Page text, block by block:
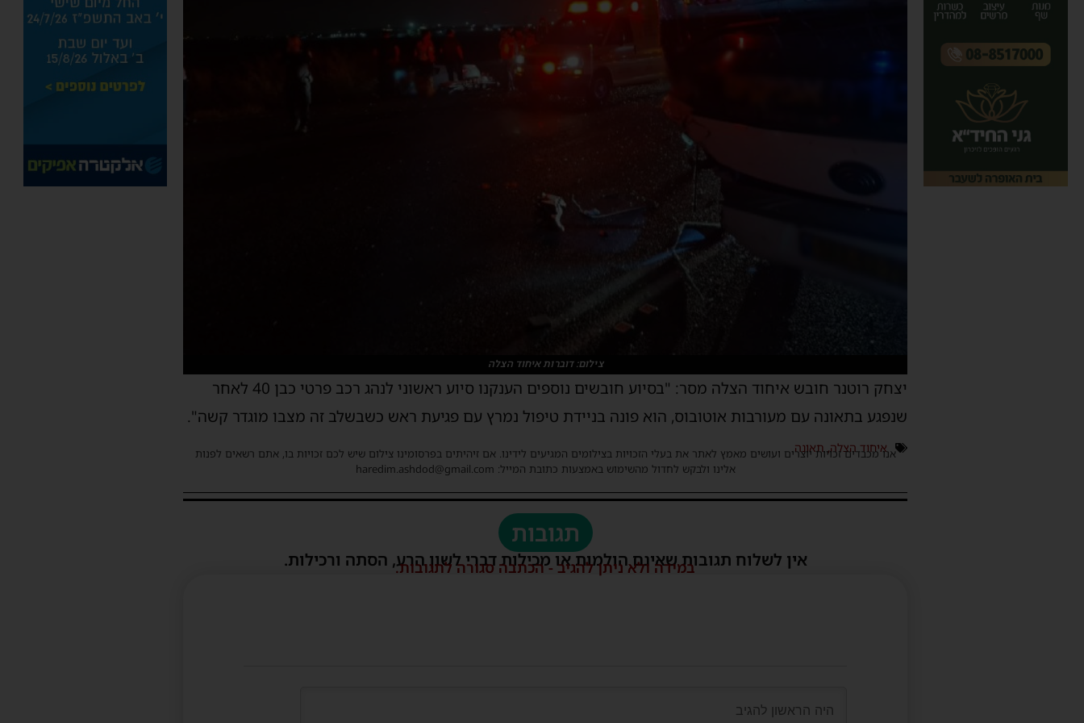
צילום: דוברות איחוד הצלה
יצחק רוטנר חובש איחוד הצלה מסר: "בסיוע חובשים נוספים הענקנו סיוע ראשוני לנהג רכב פרטי כבן 40 לאחר
שנפגע בתאונה עם מעורבות אוטובוס, הוא פונה בניידת טיפול נמרץ עם פגיעת ראש כשבשלב זה מצבו מוגדר קשה".
איחוד הצלה,תאונה
אנו מכבדים זכויות יוצרים ועושים מאמץ לאתר את בעלי הזכויות בצילומים המגיעים לידינו. אם זיהיתים בפרסומינו צילום שיש לכם זכויות בו, אתם רשאים לפנות
אלינו ולבקש לחדול מהשימוש באמצעות כתובת המייל: haredim.ashdod@gmail.com
תגובות
אין לשלוח תגובות שאינם הולמות או מכילות דברי לשון הרע, הסתה ורכילות.
במידה ולא ניתן להגיב - הכתבה סגורה לתגובות.